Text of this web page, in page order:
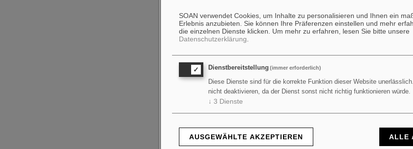
Gemeindezentrum . Altenessen .
SOAN verwendet Cookies, um Inhalte zu personalisieren und Ihnen ein
Erlebnis anzubieten. Sie können Ihre Präferenzen einstellen und mehr
die einzelnen Dienste klicken.
Um mehr zu erfahren, lesen Sie bitte unsere
Datenschutzerklärung
Dienstbereitstellung (immer erforderlich)
Diese Dienste sind für die korrekte Funktion dieser Website
nicht deaktivieren, da der Dienst sonst nicht richtig funktionieren würde.
↓ 3 Dienste
AUSGEWÄHLTE AKZEPTIEREN ALLE